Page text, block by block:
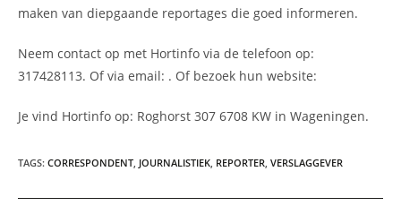
maken van diepgaande reportages die goed informeren.
Neem contact op met Hortinfo via de telefoon op:
317428113. Of via email: . Of bezoek hun website:
Je vind Hortinfo op: Roghorst 307 6708 KW in Wageningen.
TAGS: CORRESPONDENT JOURNALISTIEK REPORTER VERSLAGGEVER